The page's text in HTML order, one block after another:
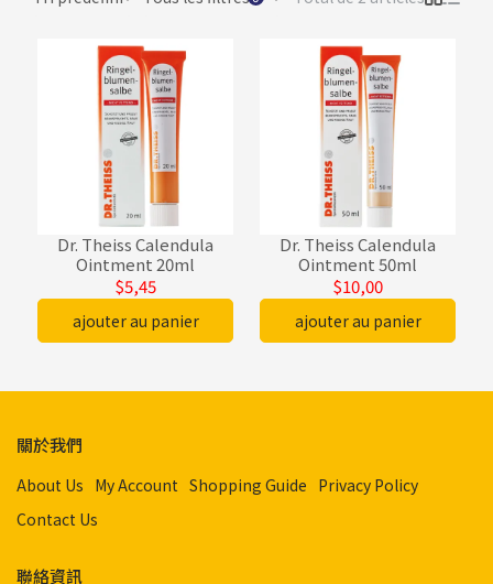
Dr. Theiss Calendula
Ointment 20ml
$5,45
ajouter au panier
Dr. Theiss Calendula
Ointment 50ml
$10,00
ajouter au panier
關於我們
About Us My Account Shopping Guide Privacy Policy
Contact Us
聯絡資訊